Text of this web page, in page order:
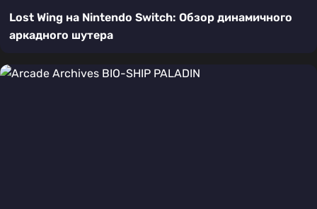
Lost Wing на Nintendo Switch: Обзор динамичного
аркадного шутера